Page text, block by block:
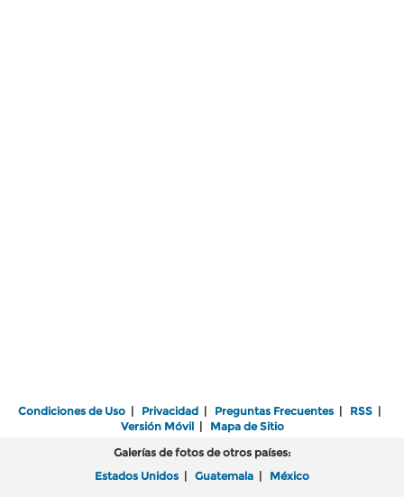
Condiciones de Uso | Privacidad | Preguntas Frecuentes | RSS |
Versión Móvil| Mapa de Sitio
Galerías de fotos de otros países:
Estados Unidos | Guatemala | México